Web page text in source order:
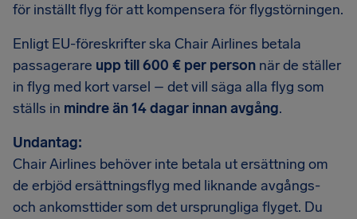
för inställt flyg för att kompensera för flygstörningen.
Enligt EU-föreskrifter ska Chair Airlines betala
passagerare upp till 600 € per person när de ställer
in flyg med kort varsel – det vill säga alla flyg som
ställs in mindre än 14 dagar innan avgång.
Undantag:
Chair Airlines behöver inte betala ut ersättning om
de erbjöd ersättningsflyg med liknande avgångs-
och ankomsttider som det ursprungliga flyget. Du